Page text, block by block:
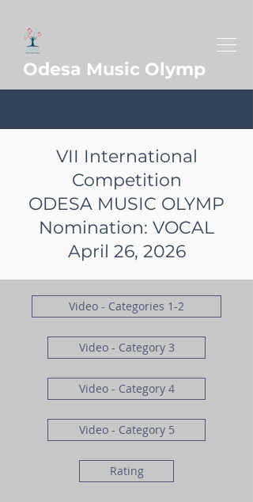
Odesa Music Olymp
VII International
Competition
ODESA MUSIC OLYMP
Nomination: VOCAL
April 26, 2026
Video - Categories 1-2
Video - Category 3
Video - Category 4
Video - Category 5
Rating